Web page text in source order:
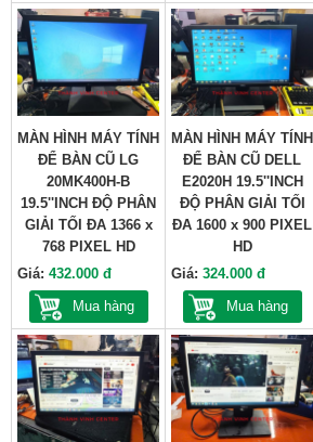
MÀN HÌNH MÁY TÍNH
ĐỂ BÀN CŨ LG
20MK400H-B
19.5''INCH ĐỘ PHÂN
GIẢI TỐI ĐA 1366 x
768 PIXEL HD
Giá: 432.000 đ
Mua hàng
MÀN HÌNH MÁY TÍNH
ĐỂ BÀN CŨ DELL
E2020H 19.5''INCH
ĐỘ PHÂN GIẢI TỐI
ĐA 1600 x 900 PIXEL
HD
Giá:324.000 đ
Mua hàng